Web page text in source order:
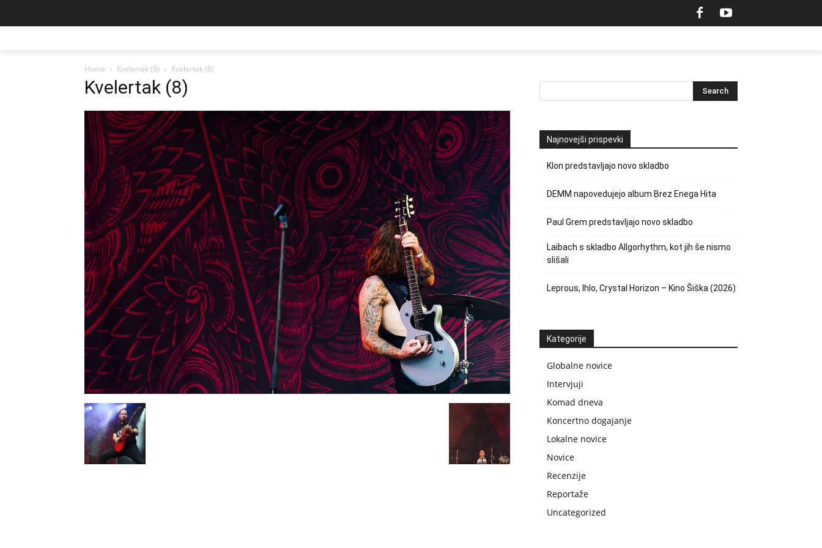
Home Kvelertak (8) Kvelertak (8)
Kvelertak (8)
Najnovejši prispevki
Klon predstavljajo novo skladbo
DEMM napovedujejo album Brez Enega Hita
Paul Grem predstavljajo novo skladbo
Laibach s skladbo Allgorhythm, kot jih še nismo
slišali
Leprous, Ihlo, Crystal Horizon – Kino Šiška (2026)
Kategorije
Globalne novice
Intervjuji
Komad dneva
Koncertno dogajanje
Lokalne novice
Novice
Recenzije
Reportaže
Uncategorized